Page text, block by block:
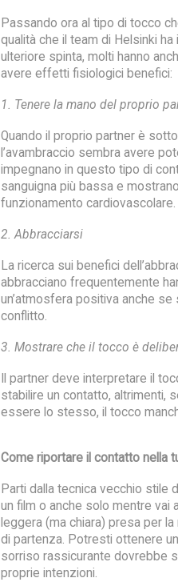
Passando ora al tipo di tocco
qualità che il team di Helsinki
ulteriore spinta, molti hanno
avere effetti fisiologici benefici:
1. Tenere la mano del proprio
Quando il proprio partner è
l’avambraccio sembra avere
impegnano in questo tipo di
sanguigna più bassa e
funzionamento cardiovascolare.
2. Abbracciarsi
La ricerca sui benefici
abbracciano frequentemente
un’atmosfera positiva anche
conflitto.
3. Mostrare che il tocco è
Il partner deve interpretare il
stabilire un contatto, altrimenti,
essere lo stesso, il tocco
Come riportare il contatto nella
Parti dalla tecnica vecchio stile
un film o anche solo mentre vai
leggera (ma chiara) presa per
di partenza. Potresti ottenere
sorriso rassicurante dovrebbe
proprie intenzioni.